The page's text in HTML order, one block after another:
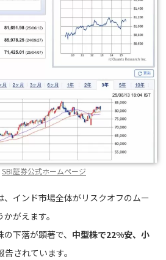
SBI証券公式ホームページ
、インド市場全体がリスクオフのムー
がえます。
下落が顕著で、 中型株で22%安、小
告されています。